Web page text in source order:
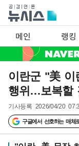
메인 랭킹
이란군 "美 이
행위…보복할
기사등록 2026/04/20
구글에서 선호하는 매체